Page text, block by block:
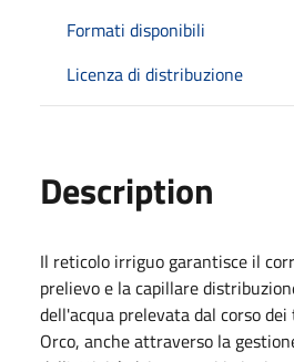
Formati disponibili
Licenza di distribuzione
Description
Il reticolo irriguo garantisce il
prelievo e la capillare
dell'acqua prelevata dal corso
Orco, anche attraverso la